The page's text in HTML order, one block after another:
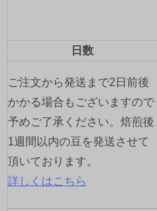
日数
ご注文から発送まで2日前後
かかる場合もございますので
予めご了承ください。焙煎後
1週間以内の豆を発送させて
頂いております。
詳しくはこちら